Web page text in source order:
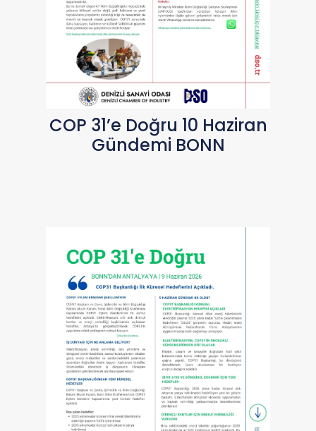
COP 31’e Doğru 10 Haziran
Gündemi BONN